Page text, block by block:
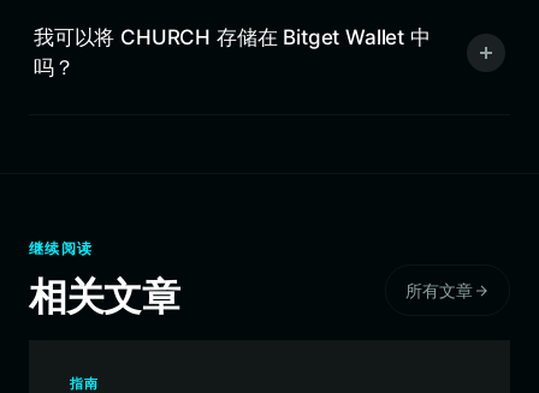
我可以将 CHURCH 存储在 Bitget Wallet 中
吗？
继续阅读
相关文章 所有文章
指南